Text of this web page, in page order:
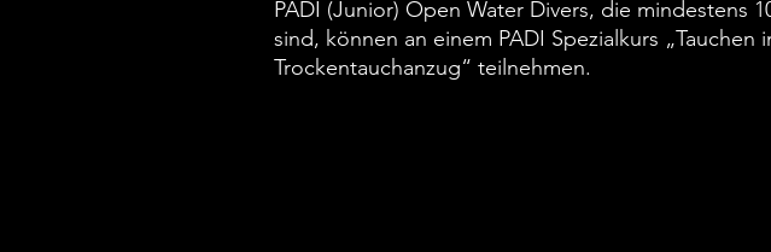
PADI (Junior) Open Water Divers, die mindestens
sind, können an einem PADI Spezialkurs „Tauchen
Trockentauchanzug“ teilnehmen.